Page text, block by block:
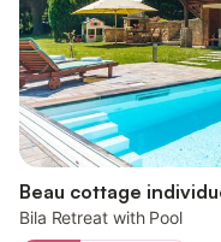
Beau cottage
Bila Retreat with Pool